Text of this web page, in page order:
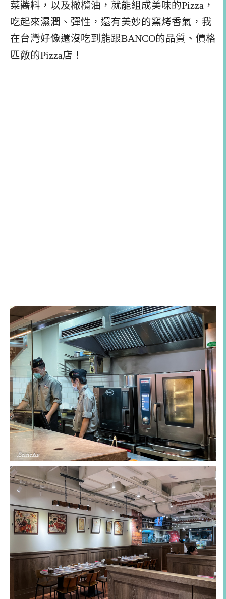
菜醬料，以及橄欖油，就能組成美味的Pizza，
吃起來濕潤、彈性，還有美妙的窯烤香氣，我
在台灣好像還沒吃到能跟BANCO的品質、價格
匹敵的Pizza店！